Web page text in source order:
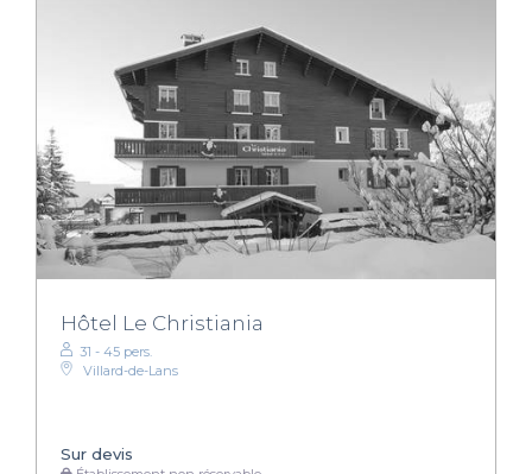
Hôtel Le Christiania
31 - 45 pers.
Villard-de-Lans
Sur devis